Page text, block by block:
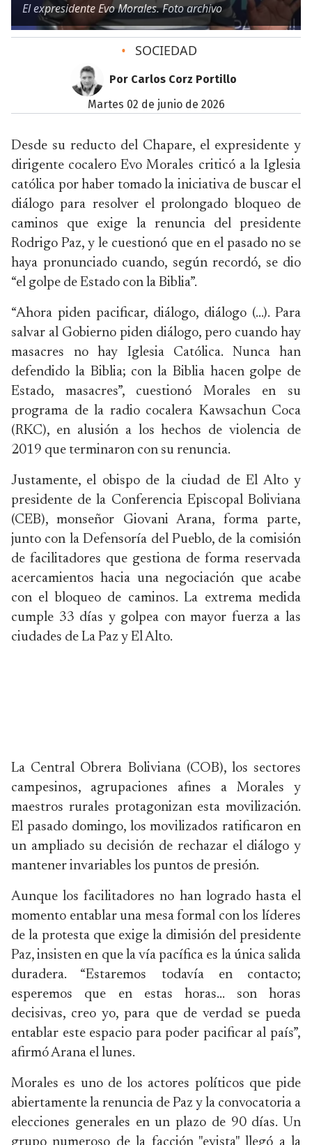
El expresidente Evo Morales. Foto archivo
• SOCIEDAD
Por Carlos Corz Portillo
martes 02 de junio de 2026
Desde su reducto del Chapare, el expresidente y
dirigente cocalero Evo Morales criticó a la Iglesia
católica por haber tomado la iniciativa de buscar el
diálogo para resolver el prolongado bloqueo de
caminos que exige la renuncia del presidente
Rodrigo Paz, y le cuestionó que en el pasado no se
haya pronunciado cuando, según recordó, se dio
“el golpe de Estado con la Biblia”.
“Ahora piden pacificar, diálogo, diálogo (...). Para
salvar al Gobierno piden diálogo, pero cuando hay
masacres no hay Iglesia Católica. Nunca han
defendido la Biblia; con la Biblia hacen golpe de
Estado, masacres”, cuestionó Morales en su
programa de la radio cocalera Kawsachun Coca
(RKC), en alusión a los hechos de violencia de
2019 que terminaron con su renuncia.
Justamente, el obispo de la ciudad de El Alto y
presidente de la Conferencia Episcopal Boliviana
(CEB), monseñor Giovani Arana, forma parte,
junto con la Defensoría del Pueblo, de la comisión
de facilitadores que gestiona de forma reservada
acercamientos hacia una negociación que acabe
con el bloqueo de caminos. La extrema medida
cumple 33 días y golpea con mayor fuerza a las
ciudades de La Paz y El Alto.
La Central Obrera Boliviana (COB), los sectores
campesinos, agrupaciones afines a Morales y
maestros rurales protagonizan esta movilización.
El pasado domingo, los movilizados ratificaron en
un ampliado su decisión de rechazar el diálogo y
mantener invariables los puntos de presión.
Aunque los facilitadores no han logrado hasta el
momento entablar una mesa formal con los líderes
de la protesta que exige la dimisión del presidente
Paz, insisten en que la vía pacífica es la única salida
duradera. “Estaremos todavía en contacto;
esperemos que en estas horas... son horas
decisivas, creo yo, para que de verdad se pueda
entablar este espacio para poder pacificar al país”,
afirmó Arana el lunes.
Morales es uno de los actores políticos que pide
abiertamente la renuncia de Paz y la convocatoria a
elecciones generales en un plazo de 90 días. Un
grupo numeroso de la facción "evista" llegó a la